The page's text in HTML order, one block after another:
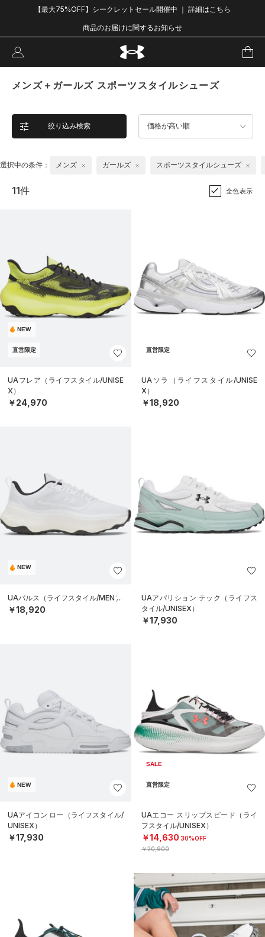
【最大75%OFF】シークレットセール開催中 ｜ 詳細はこちら
商品のお届けに関するお知らせ
メンズ＋ガールズ スポーツスタイルシューズ
絞り込み検索 価格が高い順
選択中の条件： メンズ ガールズ スポーツスタイルシューズ
11件 全色表示
NEW
直営限定
UAフレア（ライフスタイル/UNISE
X）
￥24,970
直営限定
UAソラ（ライフスタイル/UNISE
X）
￥18,920
NEW
UAパルス（ライフスタイル/MEN）
￥18,920
UAアパリション テック（ライフス
タイル/UNISEX）
￥17,930
NEW
UAアイコン ロー（ライフスタイル/
UNISEX）
￥17,930
SALE
直営限定
UAエコー スリップスピード（ライ
フスタイル/UNISEX）
￥14,630 30%OFF
￥20,900